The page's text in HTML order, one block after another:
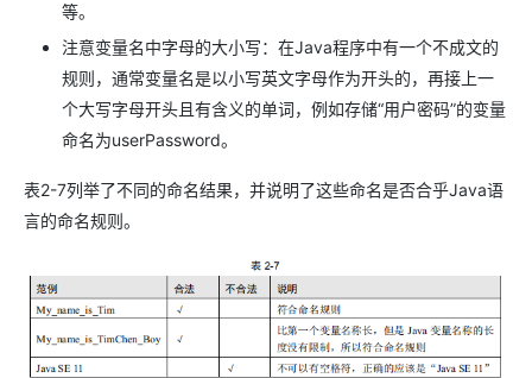
等。
注意变量名中字母的大小写：在Java程序中有一个不成文的
规则，通常变量名是以小写英文字母作为开头的，再接上一
个大写字母开头且有含义的单词，例如存储“用户密码”的变量
命名为userPassword。
表2-7列举了不同的命名结果，并说明了这些命名是否合乎Java语
言的命名规则。